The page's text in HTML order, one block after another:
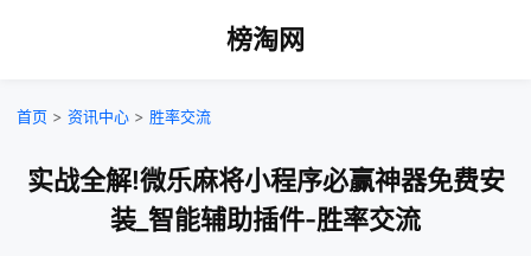
榜淘网
首页 > 资讯中心 > 胜率交流
实战全解!微乐麻将小程序必赢神器免费安
装_智能辅助插件-胜率交流